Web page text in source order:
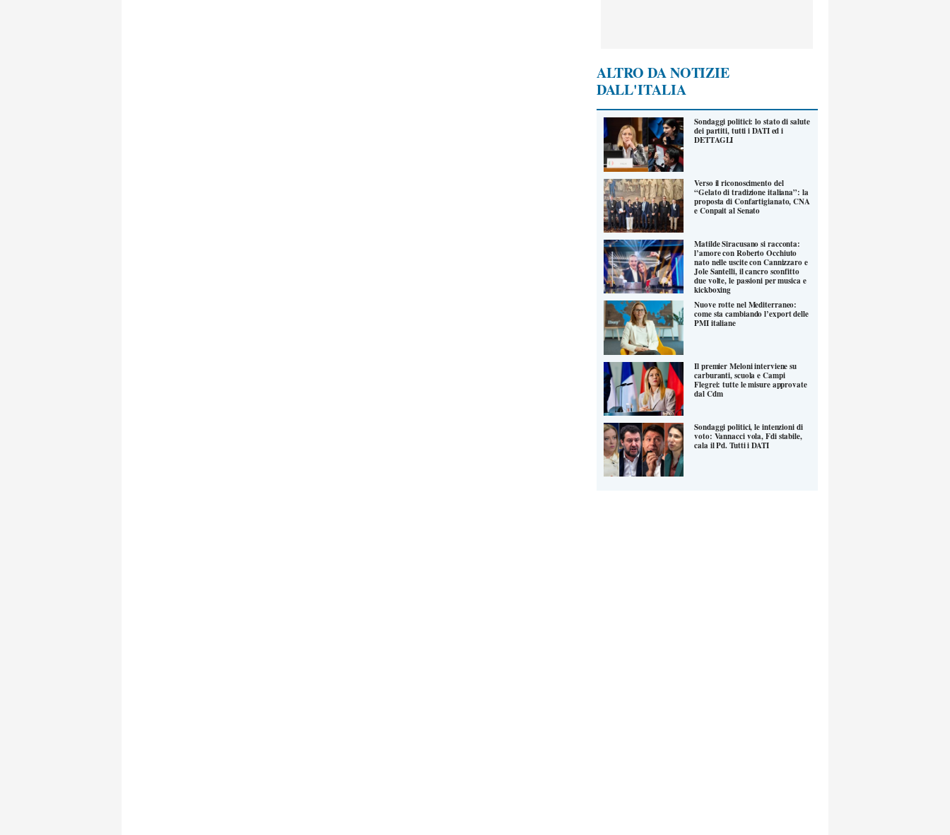
ALTRO DA NOTIZIE
DALL'ITALIA
Sondaggi politici: lo stato di salute
dei partiti, tutti i DATI ed i
DETTAGLI
Verso il riconoscimento del
“Gelato di tradizione italiana”: la
proposta di Confartigianato, CNA
e Conpait al Senato
Matilde Siracusano si racconta:
l’amore con Roberto Occhiuto
nato nelle uscite con Cannizzaro e
Jole Santelli, il cancro sconfitto
due volte, le passioni per musica e
kickboxing
Nuove rotte nel Mediterraneo:
come sta cambiando l’export delle
PMI italiane
Il premier Meloni interviene su
carburanti, scuola e Campi
Flegrei: tutte le misure approvate
dal Cdm
Sondaggi politici, le intenzioni di
voto: Vannacci vola, Fdi stabile,
cala il Pd. Tutti i DATI